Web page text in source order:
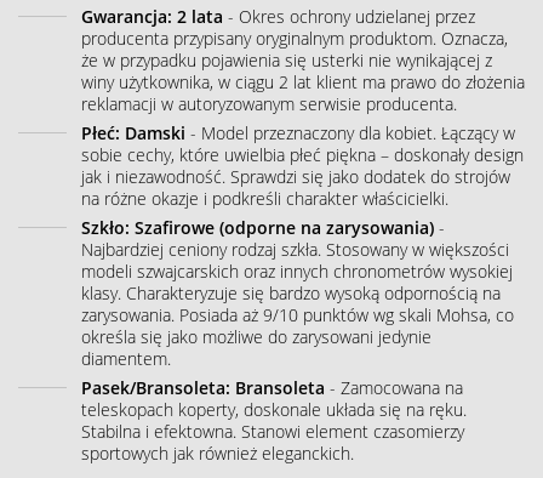
Gwarancja: 2 lata - Okres ochrony udzielanej przez
producenta przypisany oryginalnym produktom. Oznacza,
że w przypadku pojawienia się usterki nie wynikającej z
winy użytkownika, w ciągu 2 lat klient ma prawo do złożenia
reklamacji w autoryzowanym serwisie producenta.
Płeć: Damski - Model przeznaczony dla kobiet. Łączący w
sobie cechy, które uwielbia płeć piękna – doskonały design
jak i niezawodność. Sprawdzi się jako dodatek do strojów
na różne okazje i podkreśli charakter właścicielki.
Szkło: Szafirowe (odporne na zarysowania) -
Najbardziej ceniony rodzaj szkła. Stosowany w większości
modeli szwajcarskich oraz innych chronometrów wysokiej
klasy. Charakteryzuje się bardzo wysoką odpornością na
zarysowania. Posiada aż 9/10 punktów wg skali Mohsa, co
określa się jako możliwe do zarysowani jedynie
diamentem.
Pasek/Bransoleta: Bransoleta - Zamocowana na
teleskopach koperty, doskonale układa się na ręku.
Stabilna i efektowna. Stanowi element czasomierzy
sportowych jak również eleganckich.